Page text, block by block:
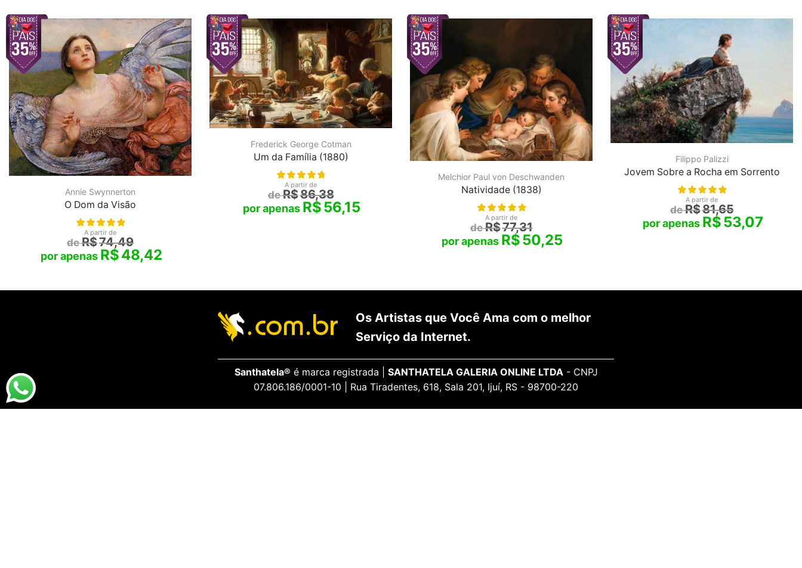
Annie Swynnerton
O Dom da Visão
A partir de
R$74,49
R$48,42
Frederick George Cotman
Um da Família (1880)
A partir de
R$86,38
R$56,15
Melchior Paul von Deschwanden
Natividade (1838)
A partir de
R$77,31
R$50,25
Filippo Palizzi
Jovem Sobre a Rocha em Sorrento
A partir de
R$81,65
R$53,07
Os Artistas que Você Ama com o melhor
Serviço da Internet.
Santhatela® é marca registrada | SANTHATELA GALERIA ONLINE LTDA - CNPJ
07.806.186/0001-10 | Rua Tiradentes, 618, Sala 201, Ijuí, RS - 98700-220